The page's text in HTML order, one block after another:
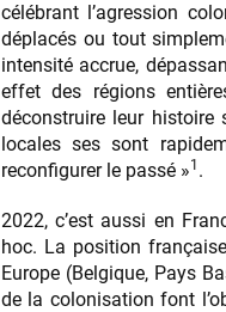
célébrant l’agression
déplacés ou tout
intensité accrue,
effet des régions
déconstruire leur histoire
locales ses sont
reconfigurer le passé »1 .
2022, c’est aussi en
hoc. La position
Europe (Belgique, Pays
de la colonisation font